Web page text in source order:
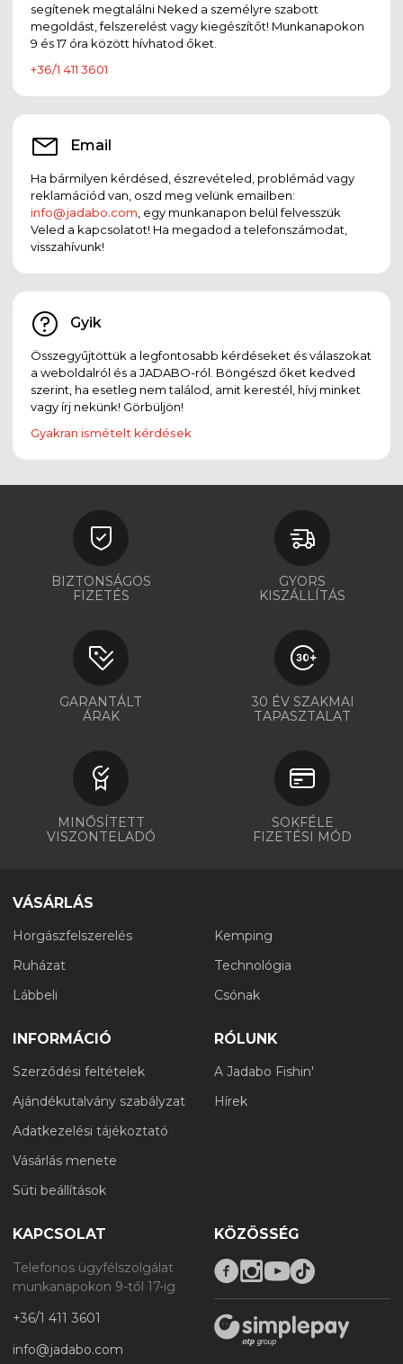
segítenek megtalálni Neked a személyre szabott
megoldást, felszerelést vagy kiegészítőt! Munkanapokon
9 és 17 óra között hívhatod őket.
+36/1 411 3601
Email
Ha bármilyen kérdésed, észrevételed, problémád vagy
reklamációd van, oszd meg velünk emailben:
info@jadabo.com , egy munkanapon belül felvesszük
Veled a kapcsolatot! Ha megadod a telefonszámodat,
visszahívunk!
Gyik
Összegyűjtöttük a legfontosabb kérdéseket és válaszokat
a weboldalról és a JADABO-ról. Böngészd őket kedved
szerint, ha esetleg nem találod, amit kerestél, hívj minket
vagy írj nekünk! Görbüljön!
Gyakran ismételt kérdések
BIZTONSÁGOS
FIZETÉS
GYORS
KISZÁLLÍTÁS
GARANTÁLT
ÁRAK
30 ÉV SZAKMAI
TAPASZTALAT
MINŐSÍTETT
VISZONTELADÓ
SOKFÉLE
FIZETÉSI MÓD
VÁSÁRLÁS
Horgászfelszerelés
Ruházat
Lábbeli
Kemping
Technológia
Csónak
INFORMÁCIÓ
Szerződési feltételek
Ajándékutalvány szabályzat
Adatkezelési tájékoztató
Vásárlás menete
Süti beállítások
RÓLUNK
A Jadabo Fishin'
Hírek
KAPCSOLAT
Telefonos ügyfélszolgálat
munkanapokon 9-től 17-ig
+36/1 411 3601
info@jadabo.com
KÖZÖSSÉG